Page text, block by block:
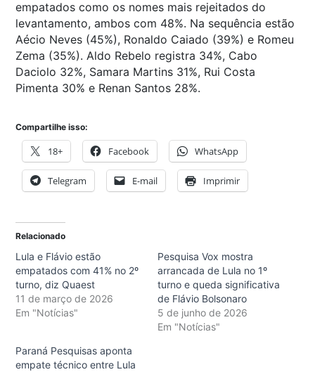
empatados como os nomes mais rejeitados do
levantamento, ambos com 48%. Na sequência estão
Aécio Neves (45%), Ronaldo Caiado (39%) e Romeu
Zema (35%). Aldo Rebelo registra 34%, Cabo
Daciolo 32%, Samara Martins 31%, Rui Costa
Pimenta 30% e Renan Santos 28%.
Compartilhe isso:
18+ Facebook WhatsApp
Telegram E-mail Imprimir
Relacionado
Lula e Flávio estão
empatados com 41% no 2º
turno, diz Quaest
11 de março de 2026
Em "Notícias"
Pesquisa Vox mostra
arrancada de Lula no 1º
turno e queda significativa
de Flávio Bolsonaro
5 de junho de 2026
Em "Notícias"
Paraná Pesquisas aponta
empate técnico entre Lula